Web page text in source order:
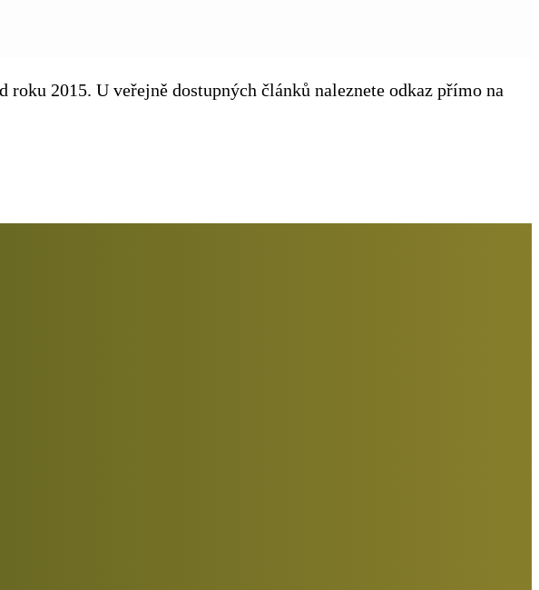
2015. U veřejně dostupných článků naleznete odkaz přímo na